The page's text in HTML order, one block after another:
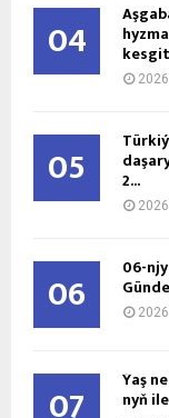
04
05 2...
06 06-
Ýaş
nyň